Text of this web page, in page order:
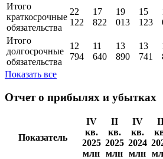
Итого
краткосрочные
обязательства
22
122
17
822
19
013
15
123
Итого
долгосрочные
обязательства
12
794
11
640
13
890
13
741
Показать все
Отчет о прибылях и убытках
Показатель
IV
кв.
2025
млн
II
кв.
2025
млн
IV
кв.
2024
млн